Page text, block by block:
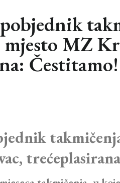
MZ
Čestitamo!